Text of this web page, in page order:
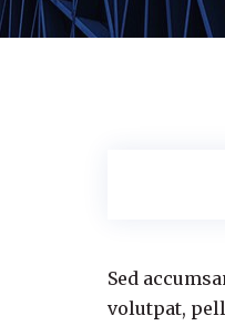
Sed
volutpat,